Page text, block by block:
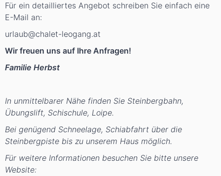
Für ein detailliertes Angebot schreiben Sie einfach eine
E-Mail an:
urlaub@chalet-leogang.at
Wir freuen uns auf Ihre Anfragen!
Familie Herbst
In unmittelbarer Nähe finden Sie Steinbergbahn,
Übungslift, Schischule, Loipe.
Bei genügend Schneelage, Schiabfahrt über die
Steinbergpiste bis zu unserem Haus möglich.
Für weitere Informationen besuchen Sie bitte unsere
Website: